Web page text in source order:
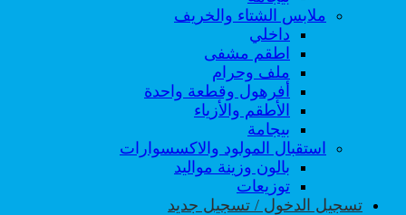
ملابس الشتاء والخريف
داخلي
اطقم مشفى
ملف وحرام
أفرهول وقطعة واحدة
الأطقم والأزياء
بيجامة
استقبال المولود والاكسسوارات
بالون وزينة مواليد
توزيعات
تسجيل الدخول / تسجيل جديد